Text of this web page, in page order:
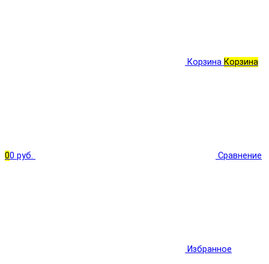
Корзина Корзина
00 руб. Сравнение
Избранное